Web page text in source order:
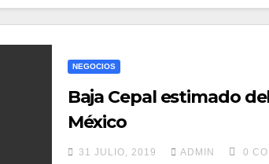
NEGOCIOS
Baja Cepal estimado
México
31 JULIO, 2019 ADMIN 0